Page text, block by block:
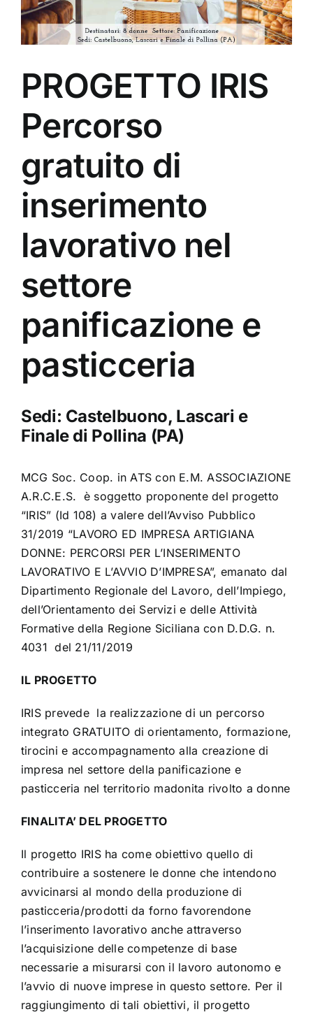
PROGETTO IRIS
Percorso
gratuito di
inserimento
lavorativo nel
settore
panificazione e
pasticceria
Sedi: Castelbuono, Lascari e
Finale di Pollina (PA)
MCG Soc. Coop. in ATS con E.M. ASSOCIAZIONE
A.R.C.E.S. è soggetto proponente del progetto
“IRIS” (Id 108) a valere dell’Avviso Pubblico
31/2019 “LAVORO ED IMPRESA ARTIGIANA
DONNE: PERCORSI PER L’INSERIMENTO
LAVORATIVO E L’AVVIO D’IMPRESA”, emanato dal
Dipartimento Regionale del Lavoro, dell’Impiego,
dell’Orientamento dei Servizi e delle Attività
Formative della Regione Siciliana con D.D.G. n.
4031 del 21/11/2019
IL PROGETTO
IRIS prevede la realizzazione di un percorso
integrato GRATUITO di orientamento, formazione,
tirocini e accompagnamento alla creazione di
impresa nel settore della panificazione e
pasticceria nel territorio madonita rivolto a donne
FINALITA’ DEL PROGETTO
Il progetto IRIS ha come obiettivo quello di
contribuire a sostenere le donne che intendono
avvicinarsi al mondo della produzione di
pasticceria/prodotti da forno favorendone
l’inserimento lavorativo anche attraverso
l’acquisizione delle competenze di base
necessarie a misurarsi con il lavoro autonomo e
l’avvio di nuove imprese in questo settore. Per il
raggiungimento di tali obiettivi, il progetto